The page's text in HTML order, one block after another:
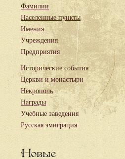
Фамилии
Населенные пункты
Имения
Учреждения
Предприятия
Исторические события
Церкви и монастыри
Некрополь
Награды
Учебные заведения
Русская эмиграция
Новые